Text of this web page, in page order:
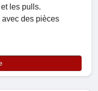
les pulls.
avec des pièces